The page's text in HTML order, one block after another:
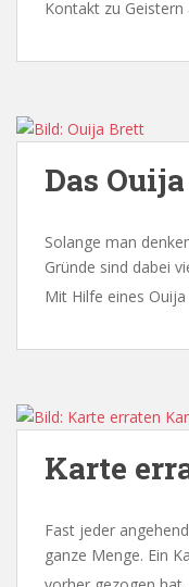
Kontakt zu
Das
Solange man
Gründe sind dabei
Mit Hilfe eines
Karte
Fast jeder
ganze Menge. Ein